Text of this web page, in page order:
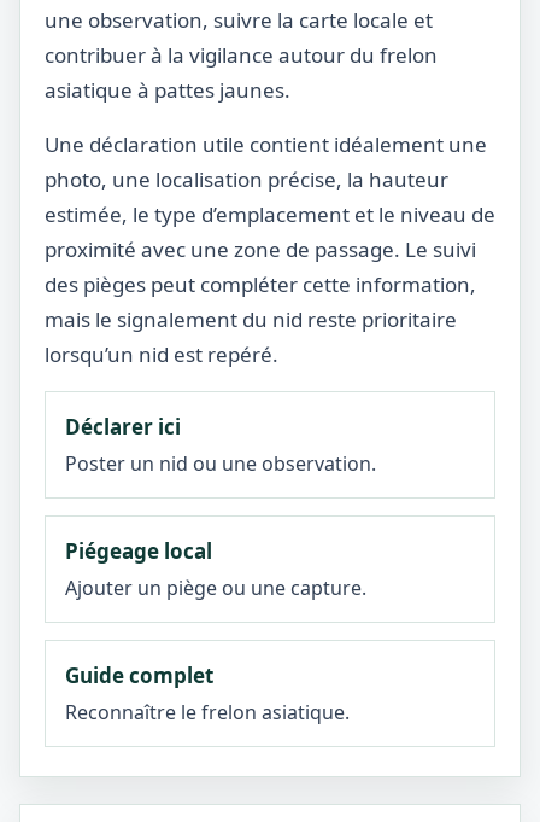
une observation, suivre la carte locale et
contribuer à la vigilance autour du frelon
asiatique à pattes jaunes.
Une déclaration utile contient idéalement une
photo, une localisation précise, la hauteur
estimée, le type d’emplacement et le niveau de
proximité avec une zone de passage. Le suivi
des pièges peut compléter cette information,
mais le signalement du nid reste prioritaire
lorsqu’un nid est repéré.
Déclarer ici
Poster un nid ou une observation.
Piégeage local
Ajouter un piège ou une capture.
Guide complet
Reconnaître le frelon asiatique.